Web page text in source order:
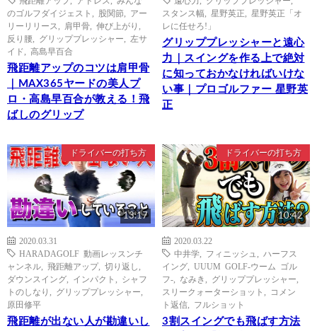
のゴルフダイジェスト
股関節
アー
リーリリース
肩甲骨 伸び上がり
反り腰
グリッププレッシャー
左サ
イド
高島早百合
飛距離アップのコツは肩甲骨
｜MAX365ヤードの美人プ
ロ・高島早百合が教える！飛
ばしのグリップ
スタンス幅
星野英正
星野英正「オ
レに任せろ!」
グリッププレッシャーと遠心
力｜スイングを作る上で絶対
に知っておかなければいけな
い事｜プロゴルファー 星野英
正
ドライバーの打ち方
13:17
2020.03.31
HARADAGOLF 動画レッスンチ
ャンネル
飛距離アップ, 切り返し
ダウンスイング
インパクト
シャフ
トのしなり
グリッププレッシャー
原田修平
飛距離が出ない人が勘違いし
ドライバーの打ち方
10:42
2020.03.22
中井学
フィニッシュ
ハーフス
イング
UUUM GOLF-ウーム ゴル
フ-
なみき グリッププレッシャー
スリークォーターショット
コメン
ト返信
フルショット
3割スイングでも飛ばす方法